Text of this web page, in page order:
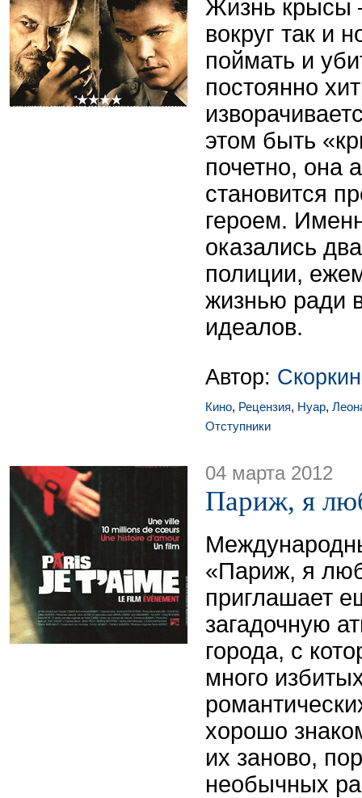
Жизнь крысы
вокруг так и
поймать и
постоянно
этом быть
почетно, она
становится
героем.
оказались
полиции,
жизнью ради
идеалов.
Автор:
Кино, Рецензия, Нуар,
Отступники
04 марта 2012
Париж, я
«Париж, я
приглашает
загадочную
города, с
много
хорошо
их заново,
необычных